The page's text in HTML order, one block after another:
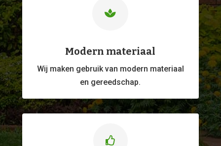

Modern materiaal
Wij maken gebruik van modern materiaal
en gereedschap.
